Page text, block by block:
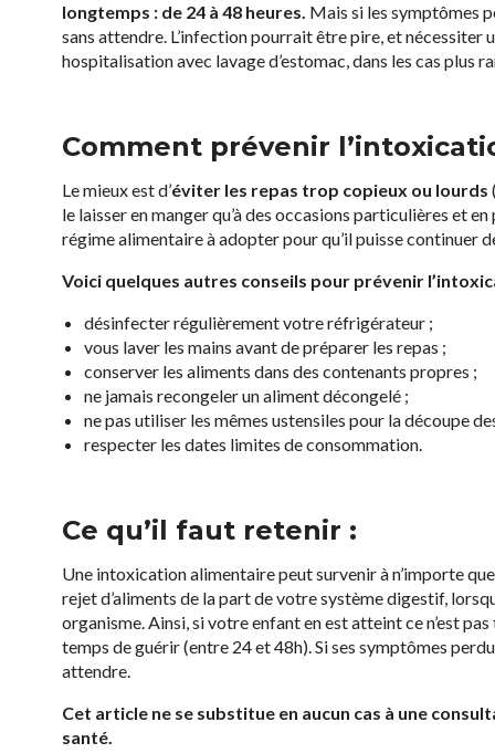
longtemps : de 24 à 48 heures. Mais si les symptômes
sans attendre. L’infection pourrait être pire, et nécessiter
hospitalisation avec lavage d’estomac, dans les cas plus
Comment prévenir
Le mieux est d’éviter les repas trop copieux ou lourds
le laisser en manger qu’à des occasions particulières et
régime alimentaire à adopter pour qu’il puisse continuer
Voici quelques autres conseils pour prévenir
désinfecter régulièrement votre réfrigérateur ;
vous laver les mains avant de préparer les repas ;
conserver les aliments dans des contenants propres ;
ne jamais recongeler un aliment décongelé ;
ne pas utiliser les mêmes ustensiles pour la découpe
respecter les dates limites de consommation.
Ce qu’il faut retenir :
Une intoxication alimentaire peut survenir à n’importe
rejet d’aliments de la part de votre système digestif,
organisme. Ainsi, si votre enfant en est atteint ce n’est
temps de guérir (entre 24 et 48h). Si ses symptômes
attendre.
Cet article ne se substitue en aucun cas à une
santé.